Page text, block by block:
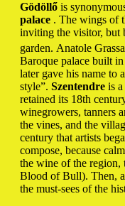
Gödöllő is
palace . The wings of
inviting the visitor, but
garden. Anatole
Baroque palace built
later gave his name to
style”. Szentendre is a
retained its 18th
winegrowers, tanners
the vines, and the
century that artists
compose, because
the wine of the region,
Blood of Bull). Then,
the must-sees of the